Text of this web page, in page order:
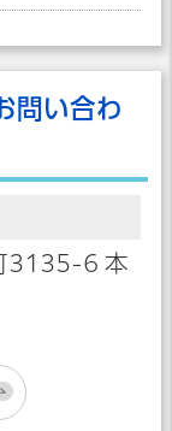
問い合わ
3135-6 本